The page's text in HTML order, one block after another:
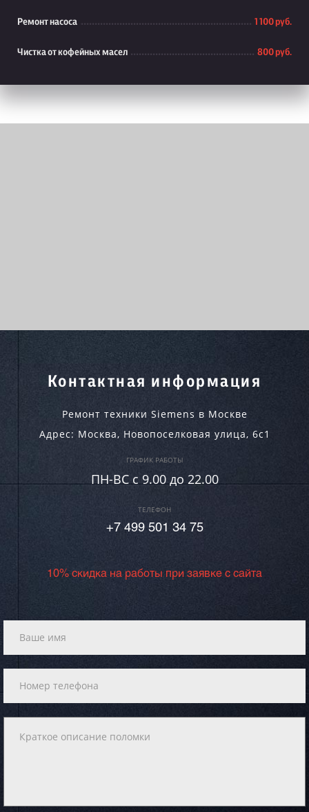
Ремонт насоса 1 100 руб.
Чистка от кофейных масел 800 руб.
Контактная информация
Ремонт техники Siemens в Москве
Адрес: Москва, Новопоселковая улица, 6с1
ГРАФИК РАБОТЫ
ПН-ВC c 9.00 до 22.00
ТЕЛЕФОН
+7 499 501 34 75
10% скидка на работы при заявке с сайта